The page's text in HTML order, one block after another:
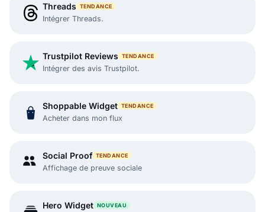
Threads TENDANCE
Intégrer Threads.
Trustpilot Reviews TENDANCE
Intégrer des avis Trustpilot.
Shoppable Widget TENDANCE
Acheter dans mon flux
Social Proof TENDANCE
Affichage de preuve sociale
Hero Widget NOUVEAU